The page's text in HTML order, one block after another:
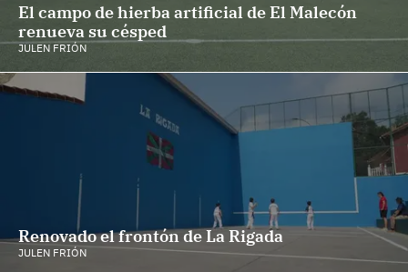
El campo de hierba artificial de El Malecón
renueva su césped
JULEN FRIÓN
Renovado el frontón de La Rigada
JULEN FRIÓN